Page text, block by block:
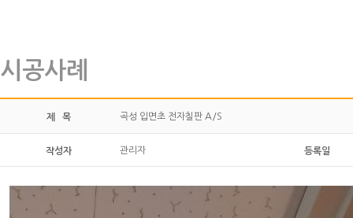
시공사례
제 목 곡성 입면초 전자칠판 A/S
작성자 관리자 등록일